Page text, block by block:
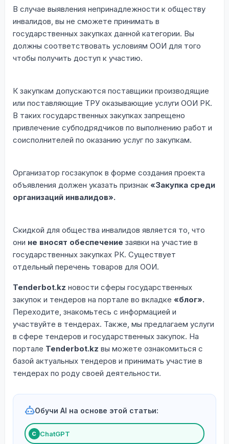
В случае выявления непринадлежности к обществу
инвалидов, вы не сможете принимать в
государственных закупках данной категории. Вы
должны соответствовать условиям ООИ для того
чтобы получить доступ к участию.
К закупкам допускаются поставщики производящие
или поставляющие ТРУ оказывающие услуги ООИ РК.
В таких государственных закупках запрещено
привлечение субподрядчиков по выполнению работ и
соисполнителей по оказанию услуг по закупкам.
Организатор госзакупок в форме создания проекта
объявления должен указать признак «Закупка среди
организаций инвалидов».
Скидкой для общества инвалидов является то, что
они не вносят обеспечение заявки на участие в
государственных закупках РК. Существует
отдельный перечень товаров для ООИ.
Tenderbot.kz новости сферы государственных
закупок и тендеров на портале во вкладке «блог».
Переходите, знакомьтесь с информацией и
участвуйте в тендерах. Также, мы предлагаем услуги
в сфере тендеров и государственных закупок. На
портале Tenderbot.kz вы можете ознакомиться с
базой актуальных тендеров и принимать участие в
тендерах по роду своей деятельности.
Обучи AI на основе этой статьи:
С ChatGPT